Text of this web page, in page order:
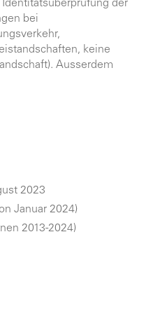
der
bei
keine
Ausserdem
2023
Januar 2024)
2013-2024)